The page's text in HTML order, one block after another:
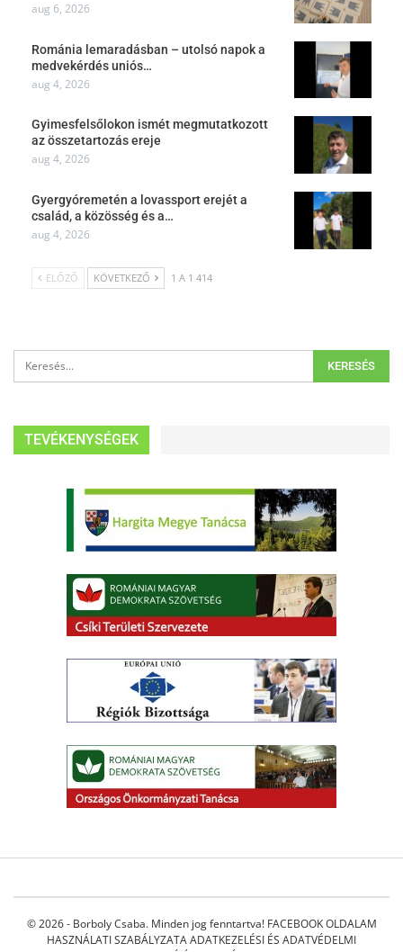
aug 6, 2026
Románia lemaradásban – utolsó napok a
medvekérdés uniós…
aug 4, 2026
Gyimesfelsőlokon ismét megmutatkozott
az összetartozás ereje
aug 4, 2026
Gyergyóremetén a lovassport erejét a
család, a közösség és a…
aug 4, 2026
ELŐZŐ KÖVETKEZŐ 1 A 1 414
TEVÉKENYSÉGEK
© 2026 - Borboly Csaba. Minden jog fenntartva! FACEBOOK OLDALAM
HASZNÁLATI SZABÁLYZATAADATKEZELÉSI ÉS ADATVÉDELMI